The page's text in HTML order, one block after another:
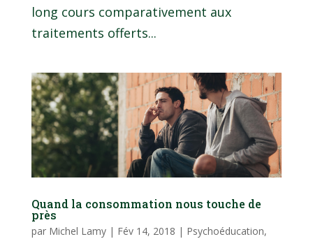
long cours comparativement aux
traitements offerts...
Quand la consommation nous touche de
près
par Michel Lamy| Fév 14, 2018 | Psychoéducation,